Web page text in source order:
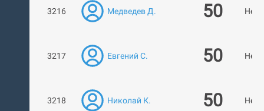
3216 Медведев Д. 50 Нет
3217 Евгений С. 50 Нет
3218 Николай К. 50 Нет